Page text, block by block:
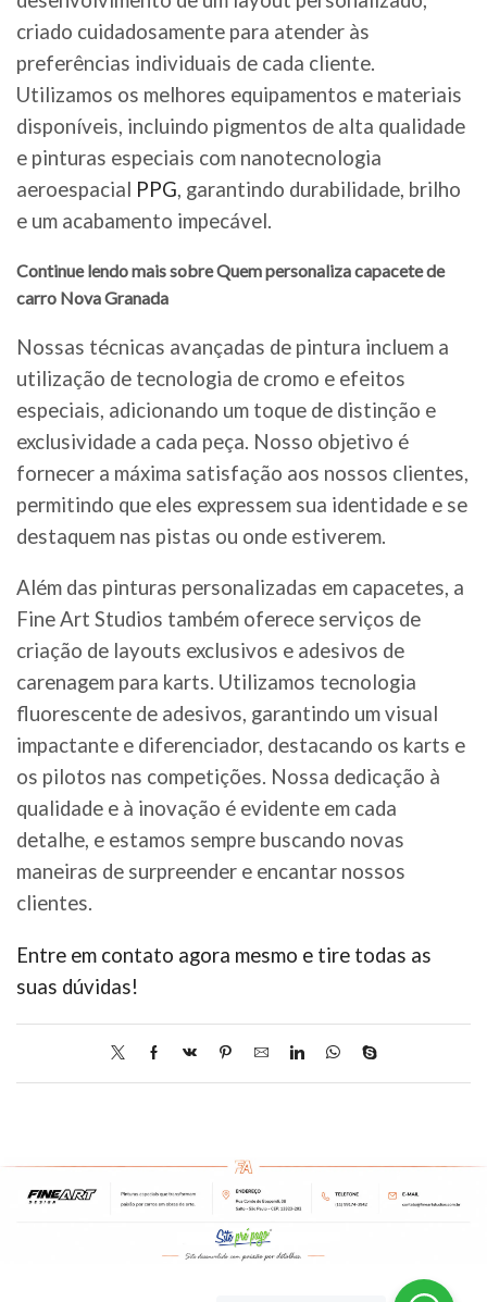
criado cuidadosamente para atender às
preferências individuais de cada cliente.
Utilizamos os melhores equipamentos e materiais
disponíveis, incluindo pigmentos de alta qualidade
e pinturas especiais com nanotecnologia
aeroespacial PPG, garantindo durabilidade, brilho
e um acabamento impecável.
Continue lendo mais sobre Quem personaliza capacete de
carro Nova Granada
Nossas técnicas avançadas de pintura incluem a
utilização de tecnologia de cromo e efeitos
especiais, adicionando um toque de distinção e
exclusividade a cada peça. Nosso objetivo é
fornecer a máxima satisfação aos nossos clientes,
permitindo que eles expressem sua identidade e se
destaquem nas pistas ou onde estiverem.
Além das pinturas personalizadas em capacetes, a
Fine Art Studios também oferece serviços de
criação de layouts exclusivos e adesivos de
carenagem para karts. Utilizamos tecnologia
fluorescente de adesivos, garantindo um visual
impactante e diferenciador, destacando os karts e
os pilotos nas competições. Nossa dedicação à
qualidade e à inovação é evidente em cada
detalhe, e estamos sempre buscando novas
maneiras de surpreender e encantar nossos
clientes.
Entre em contato agora mesmo e tire todas as
suas dúvidas!